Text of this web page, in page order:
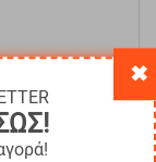
Με ΦΠΑ
✖